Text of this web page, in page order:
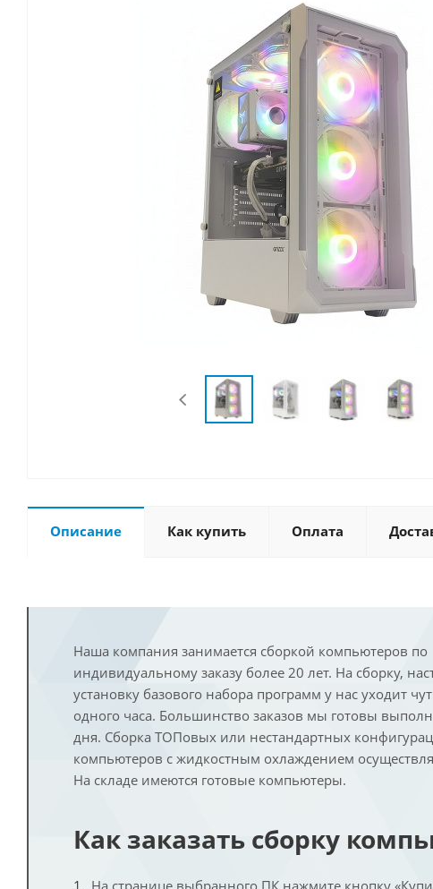
Описание Как купить Оплата
Наша компания занимается сборкой компьютеров по
индивидуальному заказу более 20 лет. На сборку,
установку базового набора программ у нас уходит
одного часа. Большинство заказов мы готовы
дня. Сборка ТОПовых или нестандартных
компьютеров с жидкостным охлаждением
На складе имеются готовые компьютеры.
Как заказать сборку
На странице выбранного ПК нажмите кнопку